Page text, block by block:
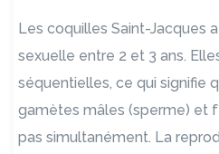
Les coquilles Saint-Jacques
sexuelle entre 2 et 3 ans.
séquentielles, ce qui signifie
gamètes mâles (sperme) et
pas simultanément. La